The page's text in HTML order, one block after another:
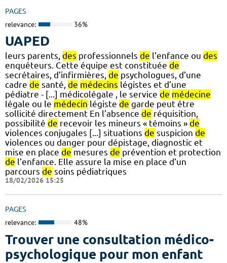
PAGES
relevance: 36%
UAPED
leurs parents, des professionnels de l’enfance ou des
enquêteurs. Cette équipe est constituée de
secrétaires, d’infirmières, de psychologues, d’une
cadre de santé, de médecins légistes et d’une
pédiatre - [...] médicolégale , le service de médecine
légale ou le médecin légiste de garde peut être
sollicité directement En l’absence de réquisition,
possibilité de recevoir les mineurs « témoins » de
violences conjugales [...] situations de suspicion de
violences ou danger pour dépistage, diagnostic et
mise en place de mesures de prévention et protection
de l’enfance. Elle assure la mise en place d’un
parcours de soins pédiatriques
18/02/2026 15:25
PAGES
relevance: 48%
Trouver une consultation médico-
psychologique pour mon enfant